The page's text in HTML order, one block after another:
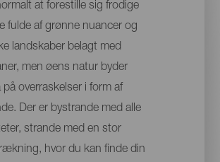
at forestille sig frodige
fulde af grønne nuancer og
landskaber belagt med
men øens natur byder
på overraskelser i form af
Der er bystrande med alle
strande med en stor
hvor du kan finde din